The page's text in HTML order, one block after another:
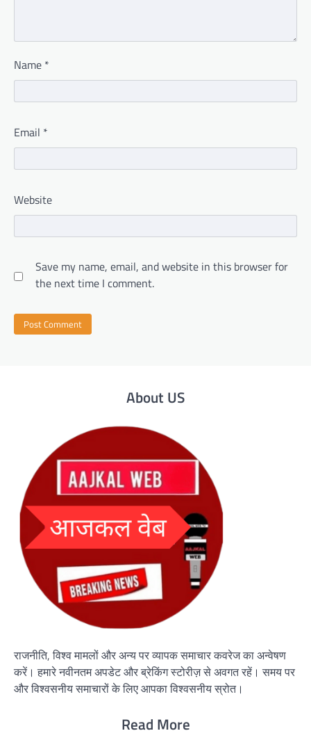
Name *
Email *
Website
Save my name, email, and website in this browser for
the next time I comment.
About US
राजनीति, विश्व मामलों और अन्य पर व्यापक समाचार कवरेज का अन्वेषण
करें। हमारे नवीनतम अपडेट और ब्रेकिंग स्टोरीज़ से अवगत रहें। समय पर
और विश्वसनीय समाचारों के लिए आपका विश्वसनीय स्रोत।
Read More